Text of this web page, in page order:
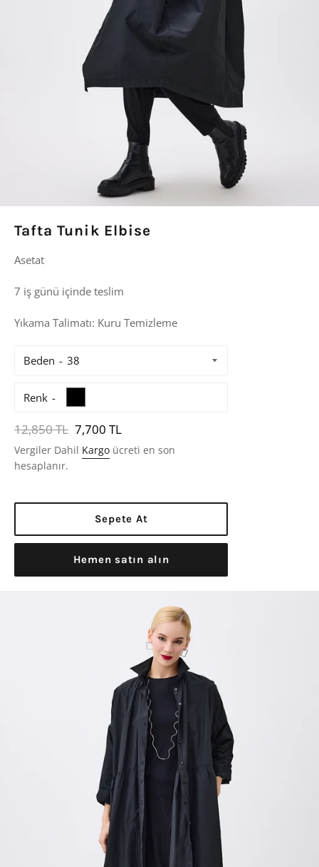
Tafta Tunik Elbise
Asetat
7 iş günü içinde teslim
Yıkama Talimatı: Kuru Temizleme
Beden
Renk
Normal
Fiyat
12,850 TL 7,700 TL
Vergiler Dahil Kargo ücreti en son
hesaplanır.
Sepete At
Hemen satın alın